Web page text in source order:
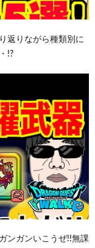
返りながら種類別に
!?
ンガンいこうぜ!!無課